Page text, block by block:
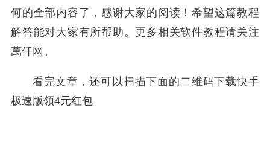
何的全部内容了，感谢大家的阅读！希望这篇教程
解答能对大家有所帮助。更多相关软件教程请关注
萬仟网。
看完文章，还可以扫描下面的二维码下载快手
极速版领4元红包